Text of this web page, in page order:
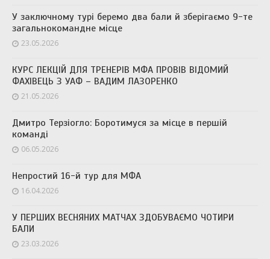
У заключному турі беремо два бали й зберігаємо 9-те
загальнокомандне місце
23.05.2026
КУРС ЛЕКЦІЙ ДЛЯ ТРЕНЕРІВ МФА ПРОВІВ ВІДОМИЙ
ФАХІВЕЦЬ З УАФ – ВАДИМ ЛАЗОРЕНКО
21.05.2026
Дмитро Терзіогло: Боротимуся за місце в першій
команді
06.05.2026
Непростий 16-й тур для МФА
16.04.2026
У ПЕРШИХ ВЕСНЯНИХ МАТЧАХ ЗДОБУВАЄМО ЧОТИРИ
БАЛИ
23.03.2026